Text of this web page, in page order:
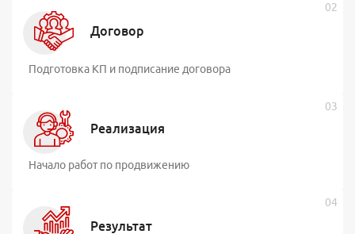
Договор
Подготовка КП и подписание договора
Реализация
Начало работ по продвижению
Результат